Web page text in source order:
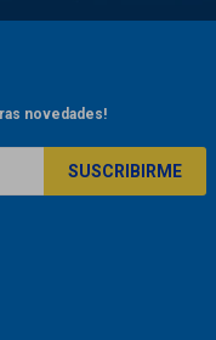
novedades!
SUSCRIBIRME